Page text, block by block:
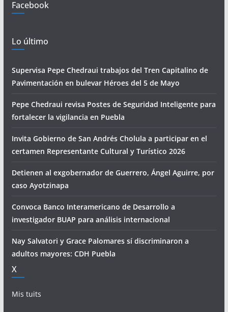
Facebook
Lo último
Supervisa Pepe Chedraui trabajos del Tren Capitalino de
Pavimentación en bulevar Héroes del 5 de Mayo
Pepe Chedraui revisa Postes de Seguridad Inteligente para
fortalecer la vigilancia en Puebla
Invita Gobierno de San Andrés Cholula a participar en el
certamen Representante Cultural y Turístico 2026
Detienen al exgobernador de Guerrero, Ángel Aguirre, por
caso Ayotzinapa
Convoca Banco Interamericano de Desarrollo a
investigador BUAP para análisis internacional
Nay Salvatori y Grace Palomares sí discriminaron a
adultos mayores: CDH Puebla
X
Mis tuits